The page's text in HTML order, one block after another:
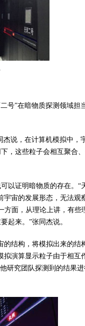
号”在暗物质探测领域担
说，在计算机模拟中，
，这些粒子会相互聚合
以证明暗物质的存在。“
宙的发展形态，无法观
面，从理论上讲，有
起来。”张同杰说。
结构，将模拟出来的结
演算显示粒子由于相互
研究团队探测到的结果